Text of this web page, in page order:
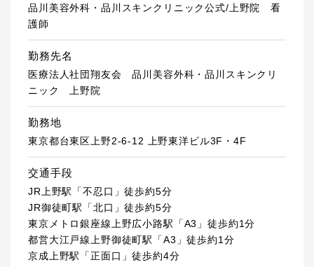
品川美容外科・品川スキンクリニック公式/上野院 看
護師
勤務先名
医療法人社団翔友会 品川美容外科・品川スキンクリ
ニック 上野院
勤務地
東京都台東区上野2-6-12 上野東洋ビル3F・4F
交通手段
JR上野駅「不忍口」徒歩約5分
JR御徒町駅「北口」徒歩約5分
東京メトロ銀座線上野広小路駅「A3」徒歩約1分
都営大江戸線上野御徒町駅「A3」徒歩約1分
京成上野駅「正面口」徒歩約4分